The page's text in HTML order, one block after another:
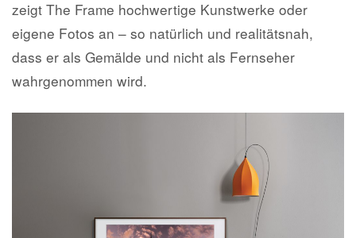
zeigt The Frame hochwertige Kunstwerke oder
eigene Fotos an – so natürlich und realitätsnah,
dass er als Gemälde und nicht als Fernseher
wahrgenommen wird.